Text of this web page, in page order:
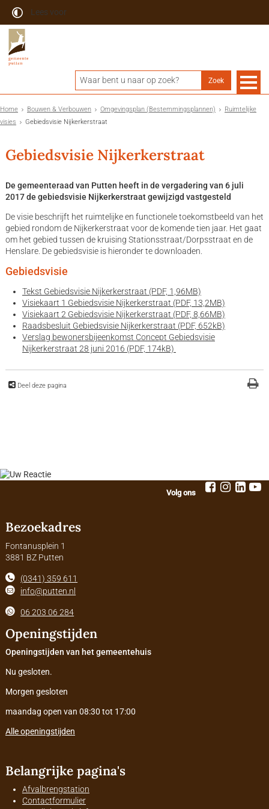
Lees voor
Home Bouwen & Verbouwen Omgevingsplan (Bestemmingsplannen)
Ruimtelijke
visies
Gebiedsvisie Nijkerkerstraat
Gebiedsvisie Nijkerkerstraat
De gemeenteraad van Putten heeft in de vergadering van 6 juli
2017 de gebiedsvisie Nijkerkerstraat gewijzigd vastgesteld
De visie beschrijft het ruimtelijke en functionele toekomstbeeld van het
gebied rondom de Nijkerkerstraat voor de komende tien jaar. Het gaat
om het gebied tussen de kruising Stationsstraat/Dorpsstraat en de
Henslare. De gebiedsvisie is hieronder te downloaden.
Gebiedsvisie
Tekst Gebiedsvisie Nijkerkerstraat (PDF, 1,96MB)
Visiekaart 1 Gebiedsvisie Nijkerkerstraat (PDF, 13,2MB)
Visiekaart 2 Gebiedsvisie Nijkerkerstraat (PDF, 8,66MB)
Raadsbesluit Gebiedsvisie Nijkerkerstraat (PDF, 652kB)
Verslag bewonersbijeenkomst Concept Gebiedsvisie
Nijkerkerstraat 28 juni 2016 (PDF, 174kB)
Deel deze pagina
Volg ons
Bezoekadres
Fontanusplein 1
3881 BZ Putten
(0341) 359 611
info@putten.nl
06 203 06 284
Openingstijden
Openingstijden van het gemeentehuis
Nu gesloten.
Morgen gesloten
maandag open van 08:30 tot 17:00
Alle openingstijden
Belangrijke pagina's
Afvalbrengstation
Contactformulier